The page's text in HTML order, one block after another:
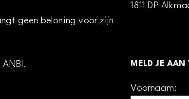
geen beloning voor zijn
1811 DP
MELD JE AAN
Voornaam: